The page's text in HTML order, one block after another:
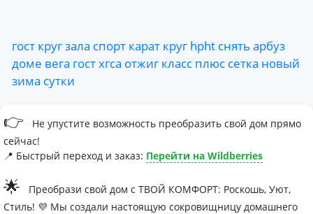
гост кругзала спорт карат круг hpht снять арбуз
доме вега гостхгса отжиг класс плюс сетка новый
зима сутки
👉
Не упустите возможность преобразить свой дом прямо
сейчас!
📍 Быстрый переход и заказ: Перейти на Wildberries
🌟
Преобрази свой дом с ТВОЙ КОМФОРТ: Роскошь, Уют,
Стиль! 💜 Мы создали настоящую сокровищницу домашнего